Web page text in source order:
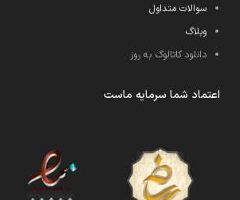
سوالات متداول
وبلاگ
دانلود کاتالوگ به روز
اعتماد شما سرمایه ماست